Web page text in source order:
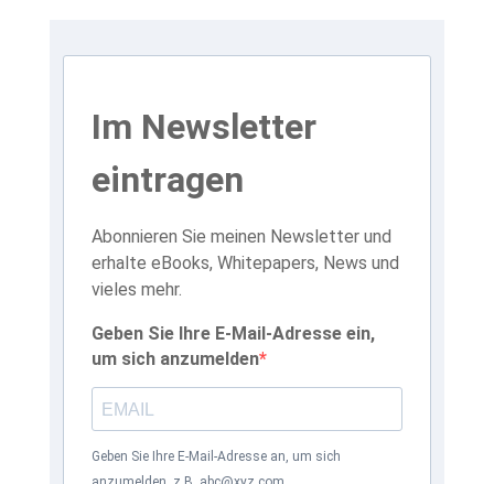
Im Newsletter
eintragen
Abonnieren Sie meinen Newsletter und
erhalte eBooks, Whitepapers, News und
vieles mehr.
Geben Sie Ihre E-Mail-Adresse ein,
um sich anzumelden
Geben Sie Ihre E-Mail-Adresse an, um sich